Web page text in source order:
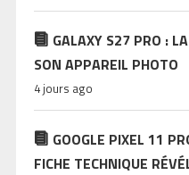
GALAXY S27 PRO :
SON APPAREIL PHOTO
4 jours ago
GOOGLE PIXEL 11
FICHE TECHNIQUE